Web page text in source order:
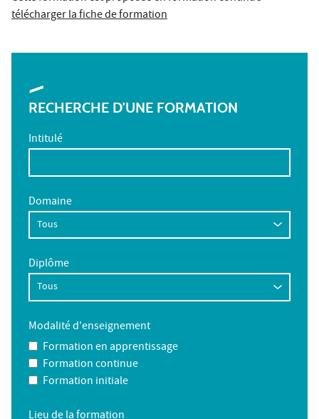
télécharger la fiche de formation
RECHERCHE D'UNE FORMATION
Intitulé
Domaine
Diplôme
Modalité d'enseignement
Formation en apprentissage
Formation continue
Formation initiale